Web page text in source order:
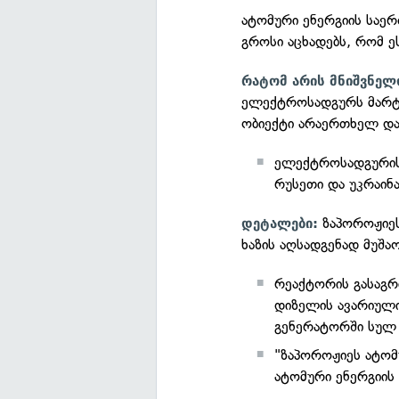
ატომური ენერგიის
გროსი აცხადებს, რომ
რატომ არის
ელექტროსადგურს
ობიექტი არაერთხელ
რუსეთი და
დეტალები:
ხაზის აღსადგენად
რეაქტორის
დიზელის
გენერატორში სულ
"ზაპოროჟიეს
ატომური